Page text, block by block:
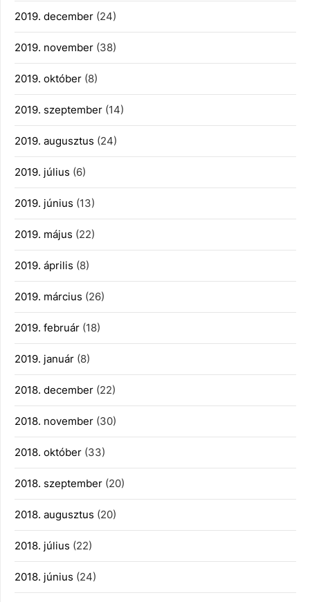
2019. december (24)
2019. november (38)
2019. október (8)
2019. szeptember (14)
2019. augusztus (24)
2019. július (6)
2019. június (13)
2019. május (22)
2019. április (8)
2019. március (26)
2019. február (18)
2019. január (8)
2018. december (22)
2018. november (30)
2018. október (33)
2018. szeptember (20)
2018. augusztus (20)
2018. július (22)
2018. június (24)